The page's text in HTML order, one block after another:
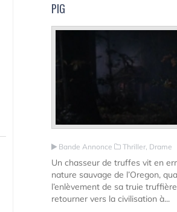
PIG
Bande Annonce Thriller, Drame
Un chasseur de truffes vit en
nature sauvage de l’Oregon,
l’enlèvement de sa truie
retourner vers la civilisation à...